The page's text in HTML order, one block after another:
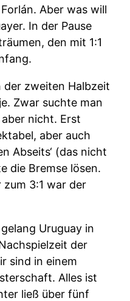
Aber was will
In der Pause
den mit 1:1
der zweiten Halbzeit
Zwar suchte man
nicht. Erst
aber auch
Abseits‘ (das nicht
die Bremse lösen.
3:1 war der
Uruguay in
der
sind in einem
Alles ist
ließ über fünf